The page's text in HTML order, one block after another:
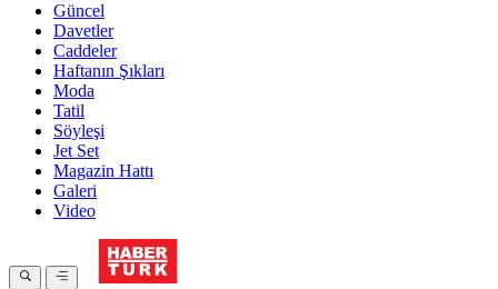
Güncel
Davetler
Caddeler
Haftanın Şıkları
Moda
Tatil
Söyleşi
Jet Set
Magazin Hattı
Galeri
Video